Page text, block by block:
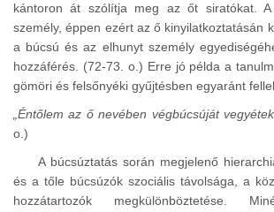
kántoron át szólítja meg az őt siratókat. A
személy, éppen ezért az ő kinyilatkoztatásán
a búcsú és az elhunyt személy
hozzáférés. (72-73. o.) Erre jó példa a
gömöri és felsőnyéki gyűjtésben egyaránt
„Éntőlem az ő nevében végbúcsúját
o.)
A búcsúztatás során megjelenő
és a tőle búcsúzók szociális távolsága, a
hozzátartozók megkülönböztetése.